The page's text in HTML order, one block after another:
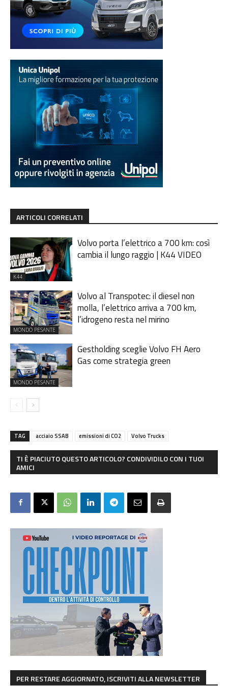
ARTICOLI CORRELATI
K44
Volvo porta l’elettrico a 700 km: così
cambia il lungo raggio | K44 VIDEO
MONDO PESANTE
Volvo al Transpotec: il diesel non
molla, l’elettrico arriva a 700 km,
l’idrogeno resta nel mirino
MONDO PESANTE
Gestholding sceglie Volvo FH Aero
Gas come strategia green
TAG acciaio SSAB emissioni di CO2 Volvo Trucks
TI È PIACIUTO QUESTO ARTICOLO? CONDIVIDILO CON I TUOI
AMICI
PER RESTARE AGGIORNATO, ISCRIVITI ALLA NEWSLETTER